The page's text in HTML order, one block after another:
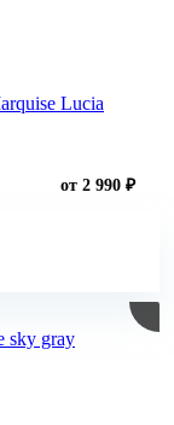
Lucia
от 2 990 ₽